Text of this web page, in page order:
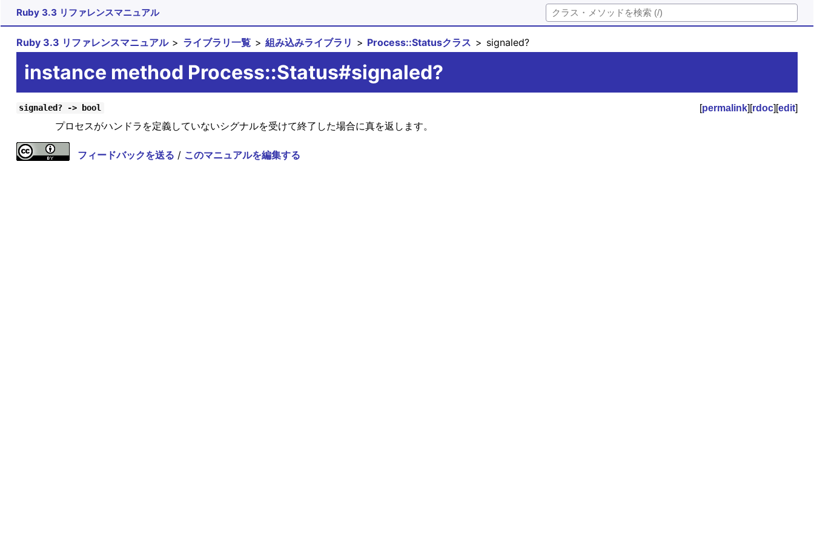
Ruby 3.3 リファレンスマニュアル
Ruby 3.3 リファレンスマニュアル ライブラリ一覧 組み込みライブラリ Process::Statusクラス signaled?
instance method Process::Status#signaled?
signaled? -> bool [permalink][rdoc][edit]
プロセスがハンドラを定義していないシグナルを受けて終了した場合に真を返します。
フィードバックを送る / このマニュアルを編集する